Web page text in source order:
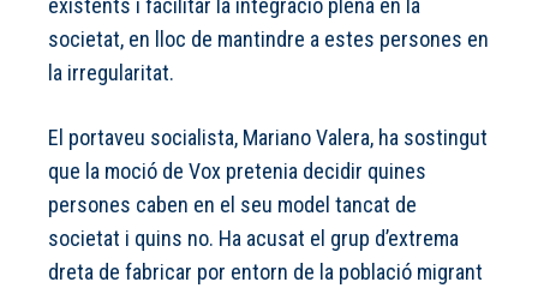
existents i facilitar la integració plena en la
societat, en lloc de mantindre a estes persones en
la irregularitat.
El portaveu socialista, Mariano Valera, ha sostingut
que la moció de Vox pretenia decidir quines
persones caben en el seu model tancat de
societat i quins no. Ha acusat el grup d’extrema
dreta de fabricar por entorn de la població migrant